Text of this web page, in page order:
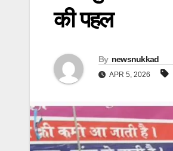
की पहल
By newsnukkad
APR 5, 2026